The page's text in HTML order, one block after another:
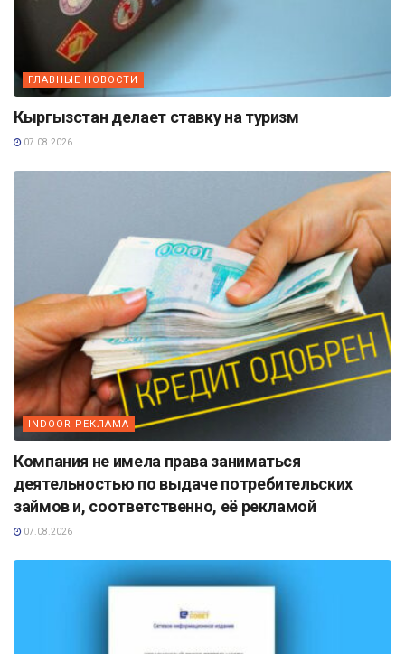
ГЛАВНЫЕ НОВОСТИ
Кыргызстан делает ставку на туризм
07.08.2026
INDOOR РЕКЛАМА
Компания не имела права заниматься
деятельностью по выдаче потребительских
займов и, соответственно, её рекламой
07.08.2026